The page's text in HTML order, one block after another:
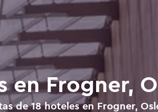
en Frogner,
de 18 hoteles en Frogner,